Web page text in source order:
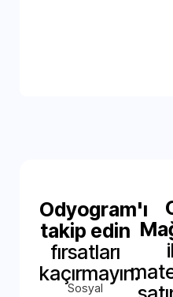
Odyogram'ı
takip edin
fırsatları
kaçırmayın.
Sosyal